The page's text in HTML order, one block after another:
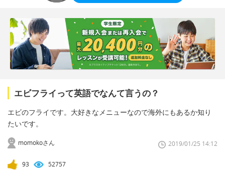
エビフライって英語でなんて言うの？
エビのフライです。大好きなメニューなので海外にもあるか知り
たいです。
momokoさん 2019/01/25 14:12
93 52757